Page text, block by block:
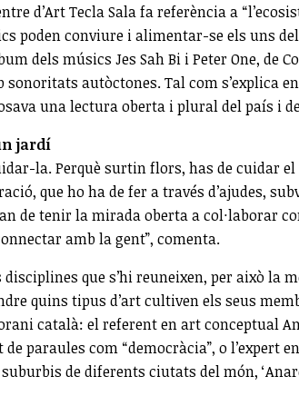
d’Art Tecla Sala fa referència a
poden conviure i alimentar-se els uns
dels músics Jes Sah Bi i Peter One, de
autòctones. Tal com s’explica
una lectura oberta i plural del país i
jardí
la. Perquè surtin flors, has de cuidar
que ho ha de fer a través d’ajudes,
de tenir la mirada oberta a col·laborar
amb la gent”, comenta.
que s’hi reuneixen, per això la
quins tipus d’art cultiven els seus
català: el referent en art conceptual
de paraules com “democràcia”, o l’expert
de diferents ciutats del món,